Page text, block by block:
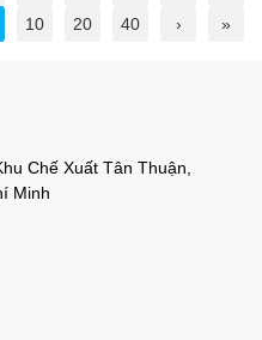
10 20 40 › »
Chế Xuất Tân Thuận,
Minh